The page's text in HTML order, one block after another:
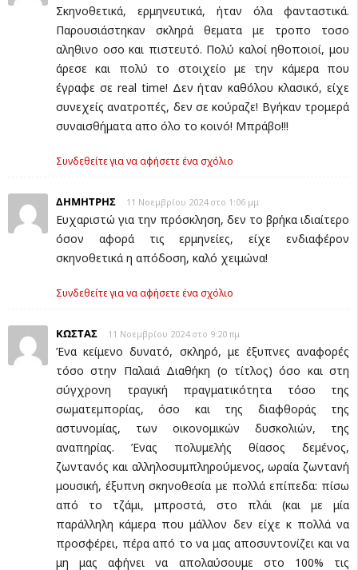
Σκηνοθετικά, ερμηνευτικά, ήταν όλα φανταστικά.
Παρουσιάστηκαν σκληρά θεματα με τροπο τοσο
αληθινο οσο και πιστευτό. Πολύ καλοί ηθοποιοί, μου
άρεσε και πολύ το στοιχείο με την κάμερα που
έγραφε σε real time! Δεν ήταν καθόλου κλασικό, είχε
συνεχείς ανατροπές, δεν σε κούραζε! Βγήκαν τρομερά
συναισθήματα απο όλο το κοινό! Μπράβο!!!
Συνδεθείτε για να αφήσετε ένα σχόλιο
ΔΗΜΗΤΡΗΣ 11 Νοεμβρίου 2024 στο 1:06 μμ
Ευχαριστώ για την πρόσκληση, δεν το βρήκα ιδιαίτερο
όσον αφορά τις ερμηνείες, είχε ενδιαφέρον
σκηνοθετικά η απόδοση, καλό χειμώνα!
Συνδεθείτε για να αφήσετε ένα σχόλιο
ΚΩΣΤΑΣ 11 Νοεμβρίου 2024 στο 9:20 πμ
Ένα κείμενο δυνατό, σκληρό, με έξυπνες αναφορές
τόσο στην Παλαιά Διαθήκη (ο τίτλος) όσο και στη
σύγχρονη τραγική πραγματικότητα τόσο της
σωματεμπορίας, όσο και της διαφθοράς της
αστυνομίας, των οικονομικών δυσκολιών, της
αναπηρίας. Ένας πολυμελής θίασος δεμένος,
ζωντανός και αλληλοσυμπληρούμενος, ωραία ζωντανή
μουσική, έξυπνη σκηνοθεσία με πολλά επίπεδα: πίσω
από το τζάμι, μπροστά, στο πλάι (και με μία
παράλληλη κάμερα που μάλλον δεν είχε κ πολλά να
προσφέρει, πέρα από το να μας αποσυντονίζει και να
μη μας αφήνει να απολαύσουμε στο 100% τις